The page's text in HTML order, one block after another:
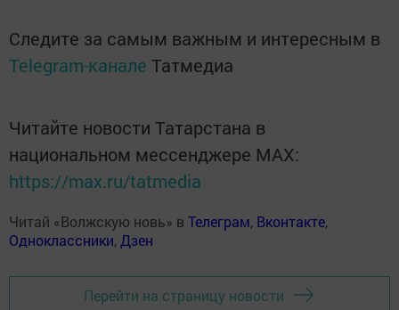
Следите за самым важным и интересным в
Telegram-канале Татмедиа
Читайте новости Татарстана в
национальном мессенджере MАХ:
https://max.ru/tatmedia
Читай «Волжскую новь» в Телеграм, Вконтакте,
Одноклассники,Дзен
Перейти на страницу новости